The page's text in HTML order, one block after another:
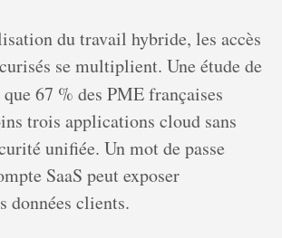
du travail hybride, les accès
se multiplient. Une étude de
67 % des PME françaises
trois applications cloud sans
unifiée. Un mot de passe
SaaS peut exposer
données clients.